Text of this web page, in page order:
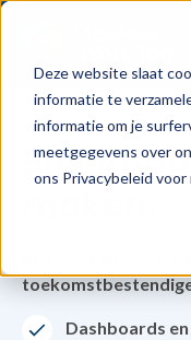
Deze website slaat
informatie te
informatie om je
meetgegevens over
ons Privacybeleid
Blijf
Dashboards